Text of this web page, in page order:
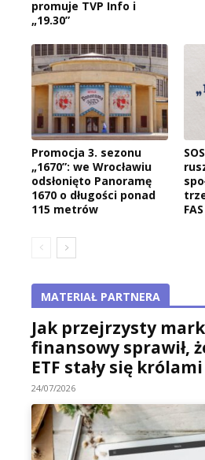
promuje TVP Info i
„19.30”
Promocja 3. sezonu
„1670”: we Wrocławiu
odsłonięto Panoramę
1670 o długości ponad
115 metrów
FAS
MATERIAŁ PARTNERA
Jak przejrzysty
finansowy sprawił,
ETF stały się
24/07/2026